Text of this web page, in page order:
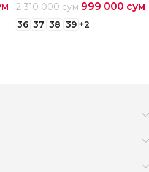
2 310 000сум 999 000 сум
36 37 38 39 +2